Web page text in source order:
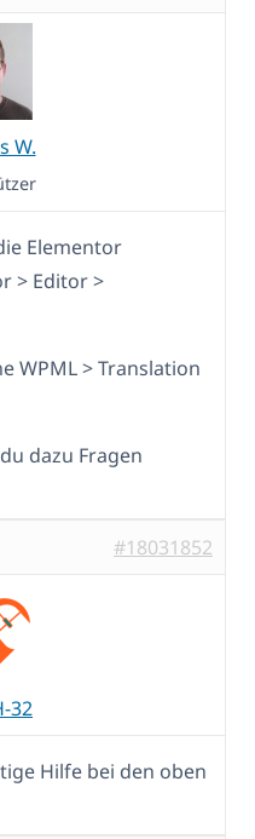
W.
Elementor
> Editor >
WPML > Translation
dazu Fragen
#18031852
32
Hilfe bei den oben